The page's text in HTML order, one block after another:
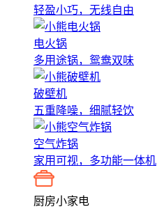
轻盈小巧，无线自由
电火锅
多用途锅，鸳鸯双味
破壁机
五重降噪，细腻轻饮
空气炸锅
家用可视，多功能一体机
厨房小家电